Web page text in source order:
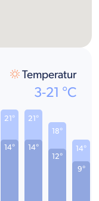
Temperatur
3-21 °C
14°
21°
14°
21°
12°
18°
9°
14°